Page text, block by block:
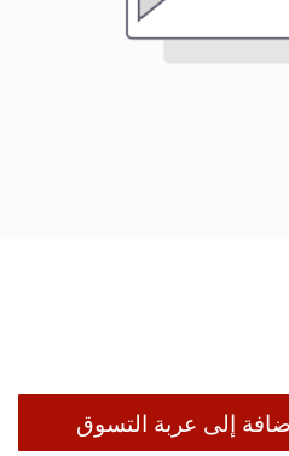
إلى عربة التسوق